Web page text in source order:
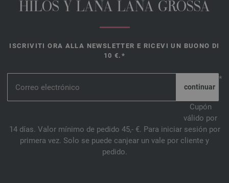
HILOS Y LANA LANA GROSSA
ISCRIVITI ORA ALLA NEWSLETTER E RICEVI UN BUONO DI
10 €.*
*
Cupón
válido por
14 días. Valor mínimo de pedido 45,- €. Para iniciar sesión por
primera vez. Solo se puede canjear un vale por cliente y
pedido.